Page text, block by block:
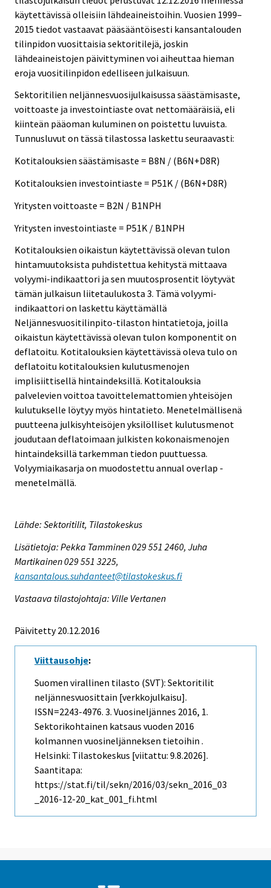
käytettävissä olleisiin lähdeaineistoihin. Vuosien 1999–
2015 tiedot vastaavat pääsääntöisesti kansantalouden
tilinpidon vuosittaisia sektoritilejä, joskin
lähdeaineistojen päivittyminen voi aiheuttaa hieman
eroja vuositilinpidon edelliseen julkaisuun.
Sektoritilien neljännesvuosijulkaisussa säästämisaste,
voittoaste ja investointiaste ovat nettomääräisiä, eli
kiinteän pääoman kuluminen on poistettu luvuista.
Tunnusluvut on tässä tilastossa laskettu seuraavasti:
Kotitalouksien säästämisaste = B8N / (B6N+D8R)
Kotitalouksien investointiaste = P51K / (B6N+D8R)
Yritysten voittoaste = B2N / B1NPH
Yritysten investointiaste = P51K / B1NPH
Kotitalouksien oikaistun käytettävissä olevan tulon
hintamuutoksista puhdistettua kehitystä mittaava
volyymi-indikaattori ja sen muutosprosentit löytyvät
tämän julkaisun liitetaulukosta 3. Tämä volyymi-
indikaattori on laskettu käyttämällä
Neljännesvuositilinpito-tilaston hintatietoja, joilla
oikaistun käytettävissä olevan tulon komponentit on
deflatoitu. Kotitalouksien käytettävissä oleva tulo on
deflatoitu kotitalouksien kulutusmenojen
implisiittisellä hintaindeksillä. Kotitalouksia
palvelevien voittoa tavoittelemattomien yhteisöjen
kulutukselle löytyy myös hintatieto. Menetelmällisenä
puutteena julkisyhteisöjen yksilölliset kulutusmenot
joudutaan deflatoimaan julkisten kokonaismenojen
hintaindeksillä tarkemman tiedon puuttuessa.
Volyymiaikasarja on muodostettu annual overlap -
menetelmällä.
Lähde: Sektoritilit, Tilastokeskus
Lisätietoja: Pekka Tamminen 029 551 2460, Juha
Martikainen 029 551 3225,
kansantalous.suhdanteet@tilastokeskus.fi
Vastaava tilastojohtaja: Ville Vertanen
Päivitetty 20.12.2016
Viittausohje:
Suomen virallinen tilasto (SVT): Sektoritilit
neljännesvuosittain [verkkojulkaisu].
ISSN=2243-4976. 3. Vuosineljännes 2016, 1.
Sektorikohtainen katsaus vuoden 2016
kolmannen vuosineljänneksen tietoihin .
Helsinki: Tilastokeskus [viitattu: 9.8.2026].
Saantitapa:
https://stat.fi/til/sekn/2016/03/sekn_2016_03
_2016-12-20_kat_001_fi.html